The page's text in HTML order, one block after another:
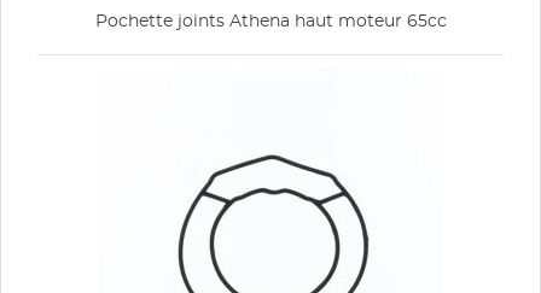
Pochette joints Athena haut moteur 65cc